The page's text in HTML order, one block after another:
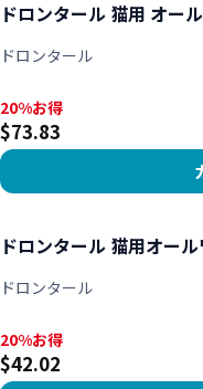
ドロンタール 猫用 オー
ドロンタール
20%お得, $73.83
20%お得
$73.83
ドロンタール 猫用オー
ドロンタール
20%お得, $42.02
20%お得
$42.02